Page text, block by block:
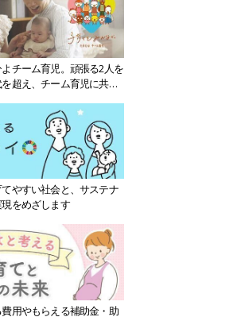
チーム育児。頑張る2人を
超え、チーム育児に共感
やすい社会と、サステナ
をめざします
用やもらえる補助金・助